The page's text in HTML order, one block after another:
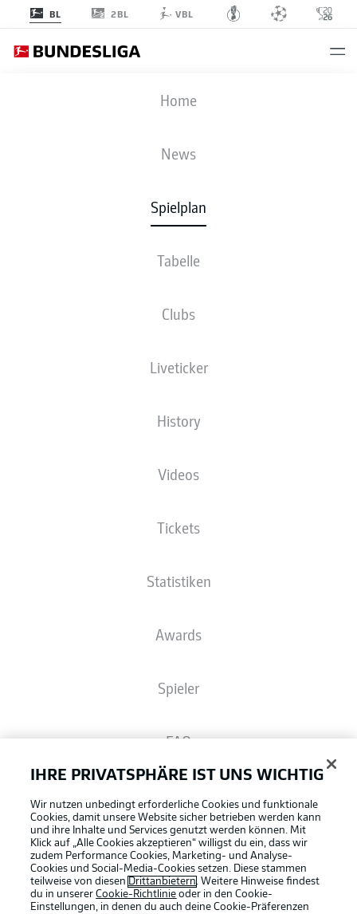
BL 2BL VBL
Home
News
Spielplan
Tabelle
Clubs
Liveticker
History
Videos
Tickets
Statistiken
Awards
Spieler
FAQ
Bundesliga App
Fantasy Manager
FCB
AUFSTELLUNGEN
Die Startaufstellung wird 60 Minuten vor
IHRE PRIVATSPHÄRE IST UNS WICHTIG
Wir nutzen unbedingt erforderliche Cookies und funktionale
Cookies, damit unsere Website sicher betrieben werden kann
und ihre Inhalte und Services genutzt werden können. Mit
Klick auf „Alle Cookies akzeptieren“ willigst du ein, dass wir
zudem Performance Cookies, Marketing- und Analyse-
Cookies und Social-Media-Cookies setzen. Diese stammen
teilweise von diesen Drittanbietern. Weitere Hinweise findest
du in unsererCookie-Richtlinie oder in den Cookie-
Einstellungen, in denen du auch deine Cookie-Präferenzen